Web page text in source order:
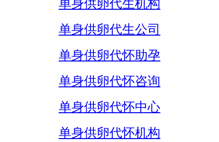
单身供卵代生机构
单身供卵代生公司
单身供卵代怀助孕
单身供卵代怀咨询
单身供卵代怀中心
单身供卵代怀机构